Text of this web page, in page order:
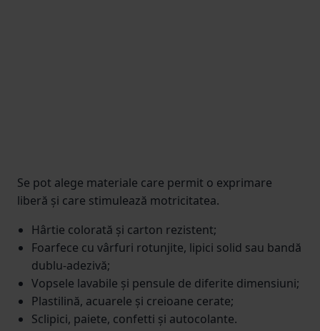
Se pot alege materiale care permit o exprimare
liberă și care stimulează motricitatea.
Hârtie colorată și carton rezistent;
Foarfece cu vârfuri rotunjite, lipici solid sau bandă
dublu-adezivă;
Vopsele lavabile și pensule de diferite dimensiuni;
Plastilină, acuarele și creioane cerate;
Sclipici, paiete, confetti și autocolante.